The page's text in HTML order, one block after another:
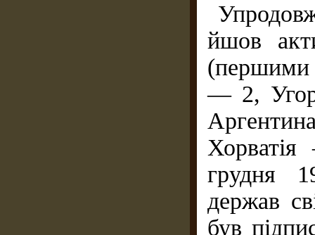
йшов
(першими
— 2,
грудня
держав
був